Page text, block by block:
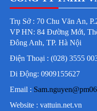
Trụ Sở : 70 Chu Văn An,
VP HN: 84 Đường Mới,
Đông Anh, TP. Hà Nội
Điện Thoại : (028) 3555
Di Động: 0909155627
Email :
Website : vattuin.net.vn